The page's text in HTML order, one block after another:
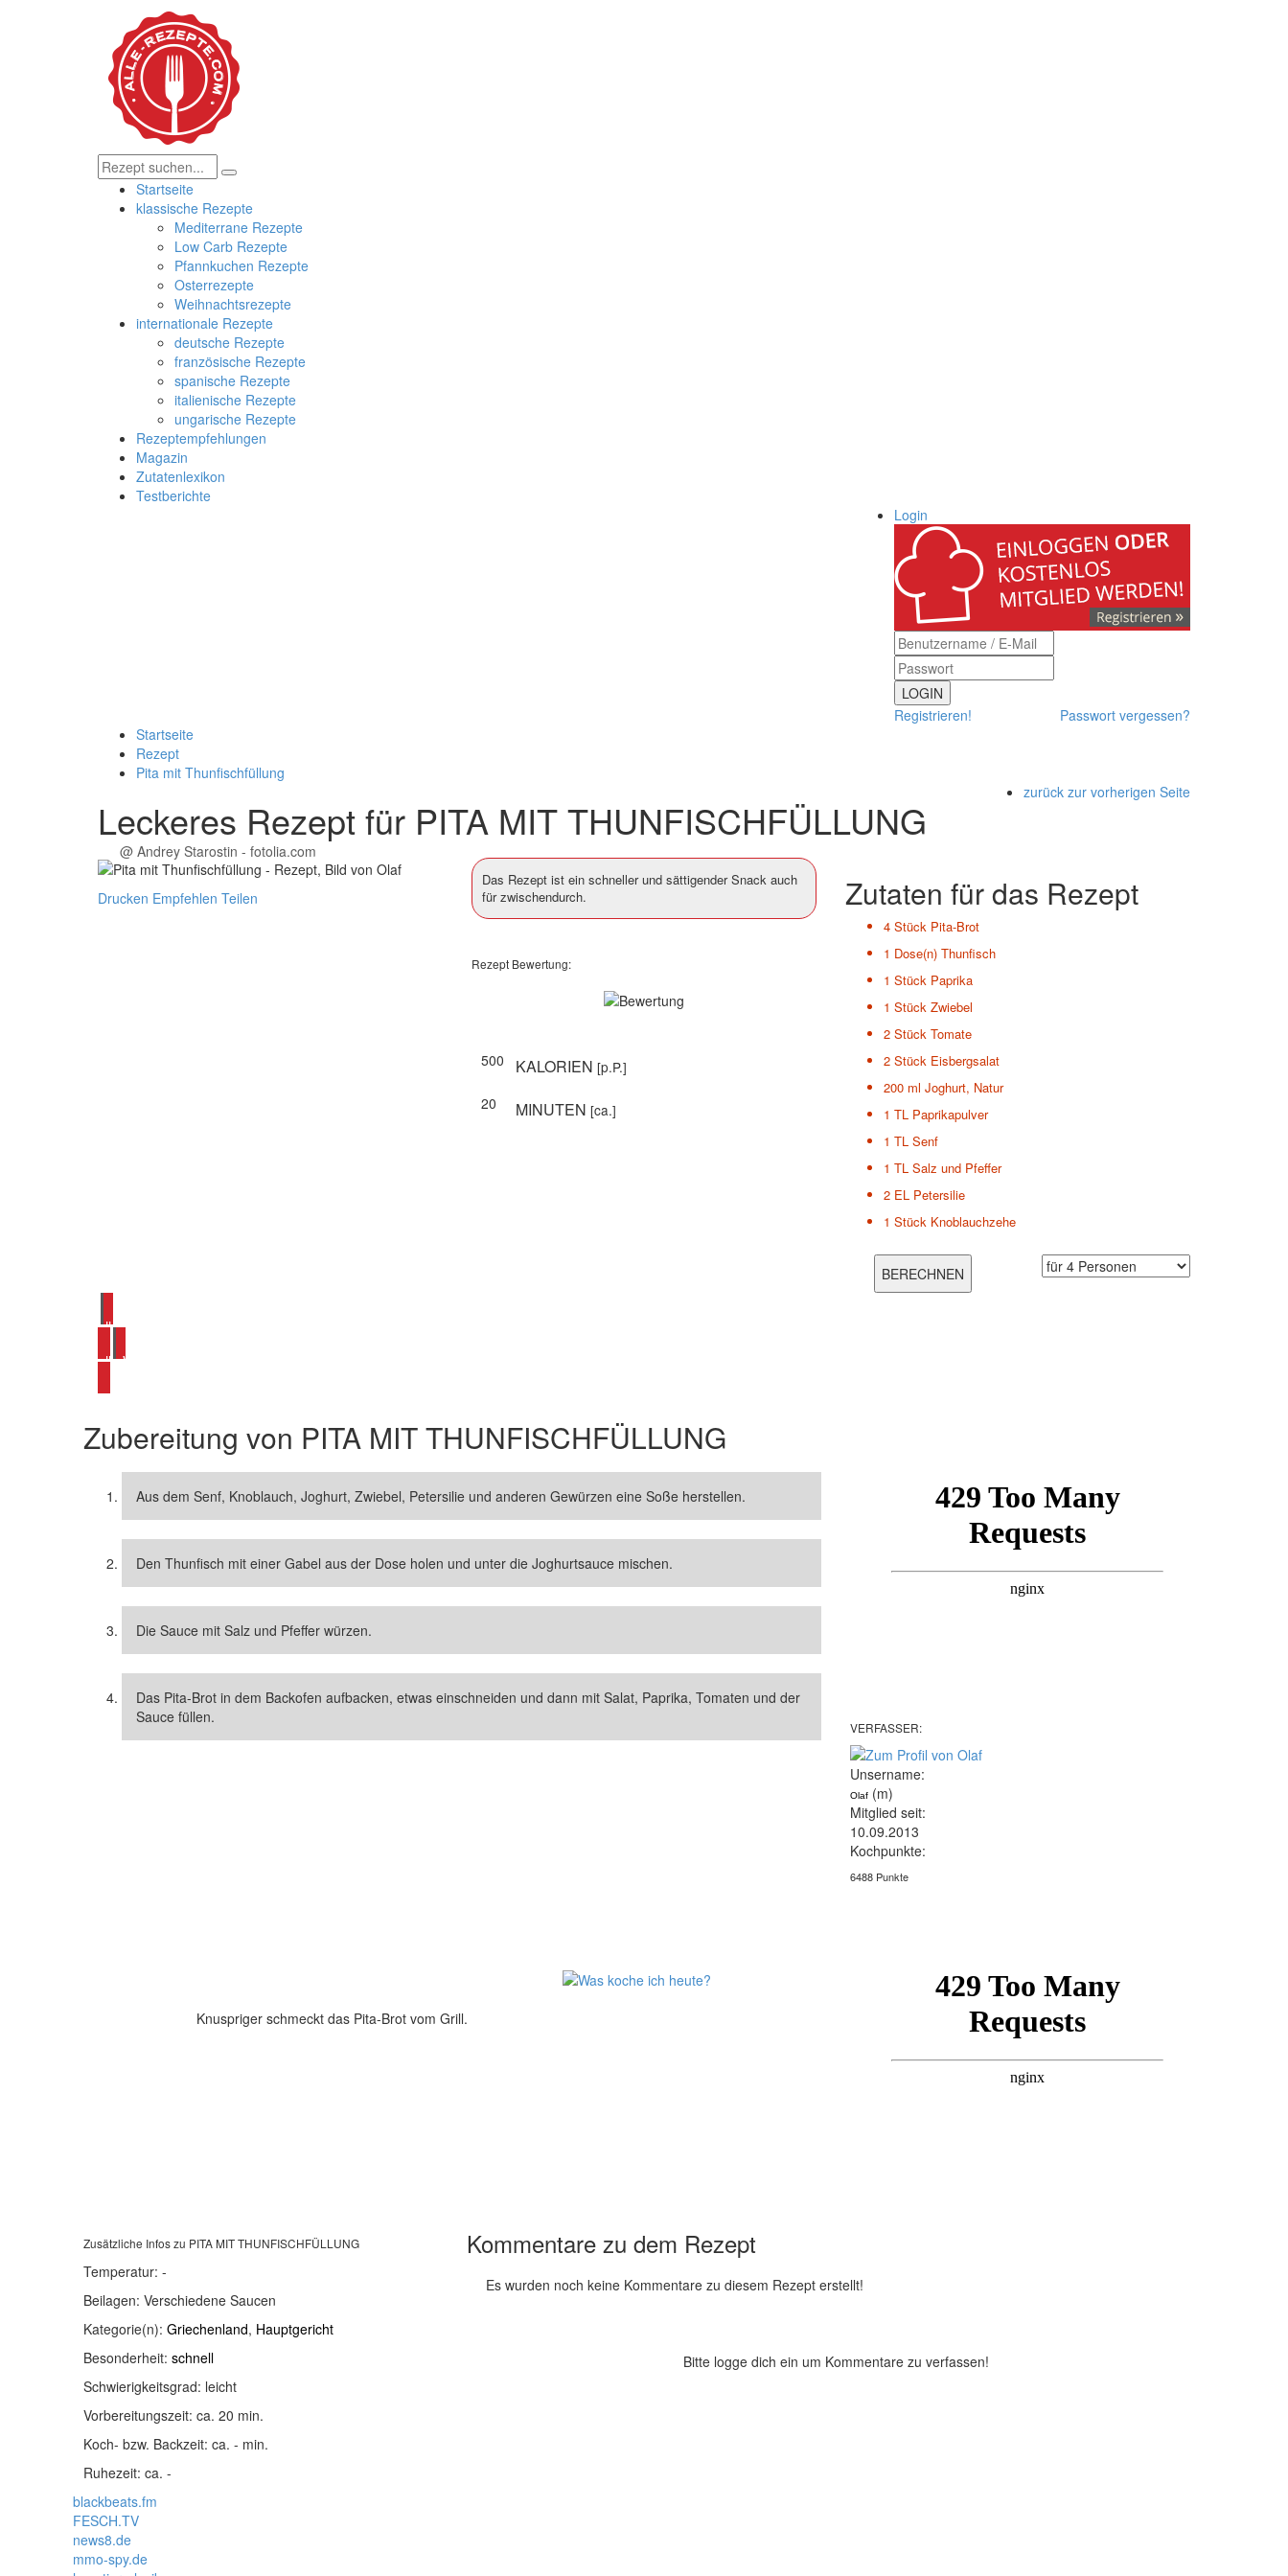
Startseite
klassische Rezepte
Mediterrane Rezepte
Low Carb Rezepte
Pfannkuchen Rezepte
Osterrezepte
Weihnachtsrezepte
internationale Rezepte
deutsche Rezepte
französische Rezepte
spanische Rezepte
italienische Rezepte
ungarische Rezepte
Rezeptempfehlungen
Magazin
Zutatenlexikon
Testberichte
Login
LOGIN
Registrieren!
Passwort vergessen?
Startseite
Rezept
Pita mit Thunfischfüllung
zurück zur vorherigen Seite
Leckeres Rezept für PITA MIT THUNFISCHFÜLLUNG
@ Andrey Starostin - fotolia.com
Drucken Empfehlen Teilen
Das Rezept ist ein schneller und sättigender Snack auch
für zwischendurch.
Rezept Bewertung:
500 KALORIEN [p.P.]
20
MINUTEN [ca.]
Zutaten für das Rezept
4 Stück Pita-Brot
1 Dose(n) Thunfisch
1 Stück Paprika
1 Stück Zwiebel
2 Stück Tomate
2 Stück Eisbergsalat
200 ml Joghurt, Natur
1 TL Paprikapulver
1 TL Senf
1 TL Salz und Pfeffer
2 EL Petersilie
1 Stück Knoblauchzehe
alle Pita Rezepte ansehen
alle Wrap Rezepte ansehen
Zubereitung von PITA MIT THUNFISCHFÜLLUNG
Aus dem Senf, Knoblauch, Joghurt, Zwiebel, Petersilie und anderen Gewürzen eine Soße herstellen.
Den Thunfisch mit einer Gabel aus der Dose holen und unter die Joghurtsauce mischen.
Die Sauce mit Salz und Pfeffer würzen.
Das Pita-Brot in dem Backofen aufbacken, etwas einschneiden und dann mit Salat, Paprika, Tomaten und der
Sauce füllen.
VERFASSER:
Unsername:
Olaf (m)
Mitglied seit:
10.09.2013
Kochpunkte:
6488 Punkte
Knuspriger schmeckt das Pita-Brot vom Grill.
Zusätzliche Infos zu PITA MIT THUNFISCHFÜLLUNG
Temperatur: -
Beilagen: Verschiedene Saucen
Kategorie(n): Griechenland, Hauptgericht
Besonderheit: schnell
Schwierigkeitsgrad: leicht
Vorbereitungszeit: ca. 20 min.
Koch- bzw. Backzeit: ca. - min.
Ruhezeit: ca. -
Kommentare zu dem Rezept
Es wurden noch keine Kommentare zu diesem Rezept erstellt!
Bitte logge dich ein um Kommentare zu verfassen!
blackbeats.fm
FESCH.TV
news8.de
mmo-spy.de